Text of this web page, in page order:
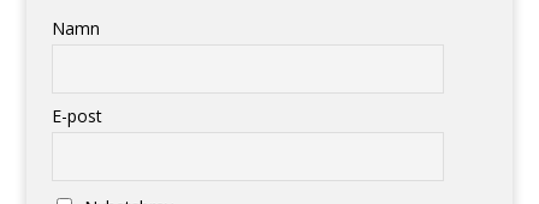
Namn
E-post